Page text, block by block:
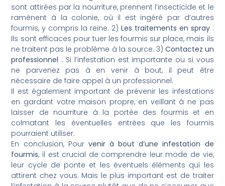
sont attirées par la nourriture, prennent l’insecticide et le
ramènent à la colonie, où il est ingéré par d’autres
fourmis, y compris la reine. 2) Les traitements en spray:
Ils sont efficaces pour tuer les fourmis sur place, mais ils
ne traitent pas le problème à la source. 3) Contactez un
professionnel : Si l’infestation est importante ou si vous
ne parvenez pas à en venir à bout, il peut être
nécessaire de faire appel à un professionnel.
Il est également important de prévenir les infestations
en gardant votre maison propre, en veillant à ne pas
laisser de nourriture à la portée des fourmis et en
colmatant les éventuelles entrées que les fourmis
pourraient utiliser.
En conclusion, Pour venir à bout d’une infestation de
fourmis, il est crucial de comprendre leur mode de vie,
leur cycle de ponte et les éventuels éléments qui les
attirent chez vous. Mais le plus important est de traiter